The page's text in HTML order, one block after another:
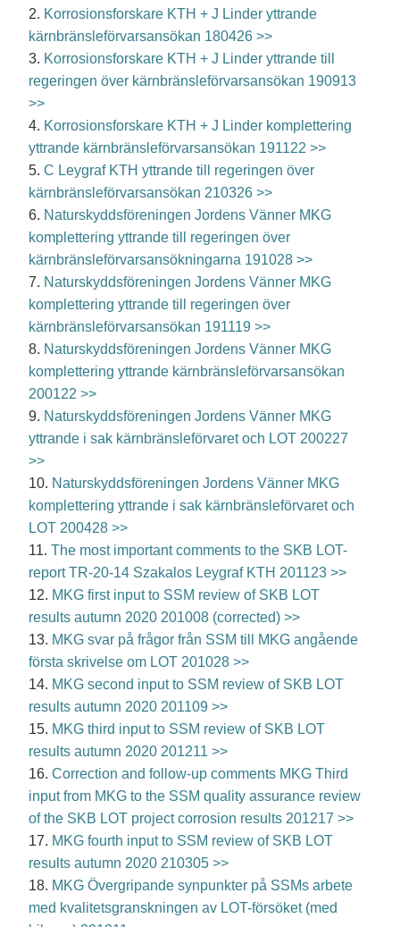
2. Korrosionsforskare KTH + J Linder yttrande
kärnbränsleförvarsansökan 180426 >>
3. Korrosionsforskare KTH + J Linder yttrande till
regeringen över kärnbränsleförvarsansökan 190913
>>
4. Korrosionsforskare KTH + J Linder komplettering
yttrande kärnbränsleförvarsansökan 191122 >>
5. C Leygraf KTH yttrande till regeringen över
kärnbränsleförvarsansökan 210326 >>
6. Naturskyddsföreningen Jordens Vänner MKG
komplettering yttrande till regeringen över
kärnbränsleförvarsansökningarna 191028 >>
7. Naturskyddsföreningen Jordens Vänner MKG
komplettering yttrande till regeringen över
kärnbränsleförvarsansökan 191119 >>
8. Naturskyddsföreningen Jordens Vänner MKG
komplettering yttrande kärnbränsleförvarsansökan
200122 >>
9. Naturskyddsföreningen Jordens Vänner MKG
yttrande i sak kärnbränsleförvaret och LOT 200227
>>
10. Naturskyddsföreningen Jordens Vänner MKG
komplettering yttrande i sak kärnbränsleförvaret och
LOT 200428 >>
11. The most important comments to the SKB LOT-
report TR-20-14 Szakalos Leygraf KTH 201123 >>
12. MKG first input to SSM review of SKB LOT
results autumn 2020 201008 (corrected) >>
13. MKG svar på frågor från SSM till MKG angående
första skrivelse om LOT 201028 >>
14. MKG second input to SSM review of SKB LOT
results autumn 2020 201109 >>
15. MKG third input to SSM review of SKB LOT
results autumn 2020 201211 >>
16. Correction and follow-up comments MKG Third
input from MKG to the SSM quality assurance review
of the SKB LOT project corrosion results 201217 >>
17. MKG fourth input to SSM review of SKB LOT
results autumn 2020 210305 >>
18. MKG Övergripande synpunkter på SSMs arbete
med kvalitetsgranskningen av LOT-försöket (med